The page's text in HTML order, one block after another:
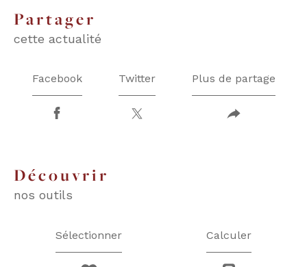
partager
cette actualité
Facebook Twitter Plus de partage
découvrir
nos outils
Sélectionner Calculer